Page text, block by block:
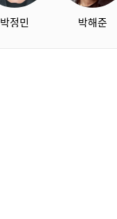
박정민 박해준